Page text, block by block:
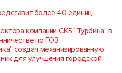
более 40 единиц
компании СКБ “Турбина” в
по ГОЗ
создал механизированную
для улучшения городской